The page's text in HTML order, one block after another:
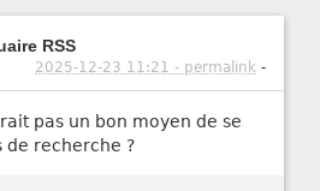
RSS
2025-12-23 11:21 - permalink -
pas un bon moyen de se
de recherche ?